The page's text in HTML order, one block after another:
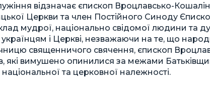
відзначає єпископ Вроцлавсько-
Церкви та член Постійного Синоду
мудрої, національно свідомої людини та
і Церкві, незважаючи на те, що
священничого свячення, єпископ
які вимушено опинилися за межами
національної та церковної належності.